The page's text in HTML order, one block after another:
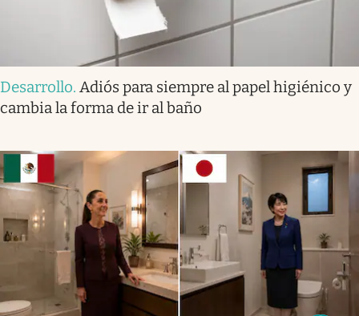
Desarrollo. Adiós para siempre al papel higiénico y
cambia la forma de ir al baño